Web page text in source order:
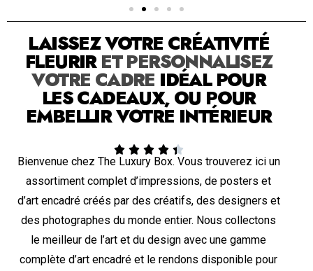
SOLUTION PAR THE LUXURY BOX & CO
LAISSEZ VOTRE CRÉATIVITÉ
FLEURIRET PERSONNALISEZ
VOTRE CADRE IDÉAL POUR
LES CADEAUX, OU POUR
EMBELLIR VOTRE INTÉRIEUR
    
Bienvenue chez The Luxury Box. Vous trouverez ici un
assortiment complet d’impressions, de posters et
d’art encadré créés par des créatifs, des designers et
des photographes du monde entier. Nous collectons
le meilleur de l’art et du design avec une gamme
complète d’art encadré et le rendons disponible pour